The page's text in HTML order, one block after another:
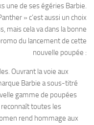
une de ses égéries Barbie.
» c’est aussi un choix
mais cela va dans la bonne
du lancement de cette
nouvelle poupée :
Ouvrant la voie aux
Barbie a sous-titré
gamme de poupées
toutes les
rend hommage aux